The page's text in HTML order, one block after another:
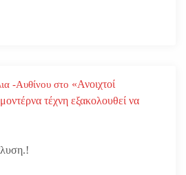
-Αυθίνου στο «Ανοιχτοί
τέχνη εξακολουθεί να